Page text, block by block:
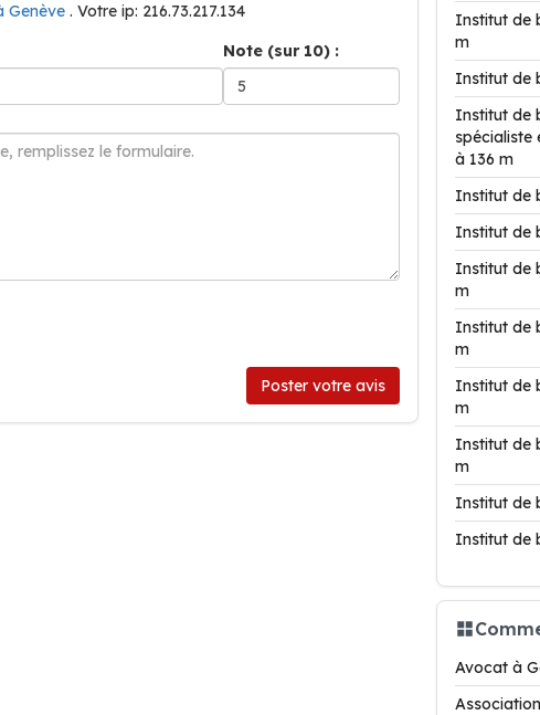
Genève . Votre ip: 216.73.217.134
Note (sur 10) :
Poster votre avis
Institut de
m
Institut de
Institut de
spécialiste
à 136 m
Institut de
Institut de
Institut de
m
Institut de
m
Institut de
m
Institut de
m
Institut de
Institut de
Avocat à